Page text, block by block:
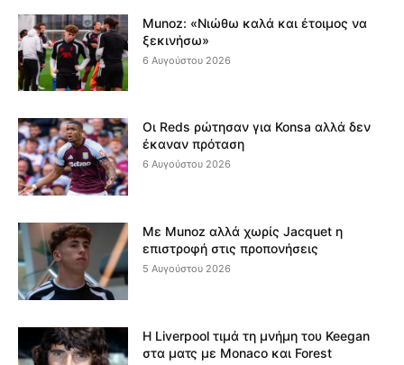
Munoz: «Νιώθω καλά και έτοιμος να
ξεκινήσω»
6 Αυγούστου 2026
Οι Reds ρώτησαν για Konsa αλλά δεν
έκαναν πρόταση
6 Αυγούστου 2026
Με Munoz αλλά χωρίς Jacquet η
επιστροφή στις προπονήσεις
5 Αυγούστου 2026
Η Liverpool τιμά τη μνήμη του Keegan
στα ματς με Monaco και Forest